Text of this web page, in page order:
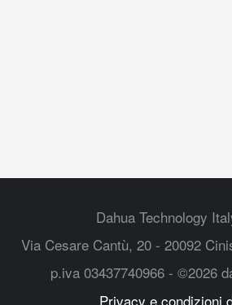
Dahua Technology
Via Cesare Cantù, 20 - 20092
p.iva 03437740966 - ©2026
Privacy e condizioni